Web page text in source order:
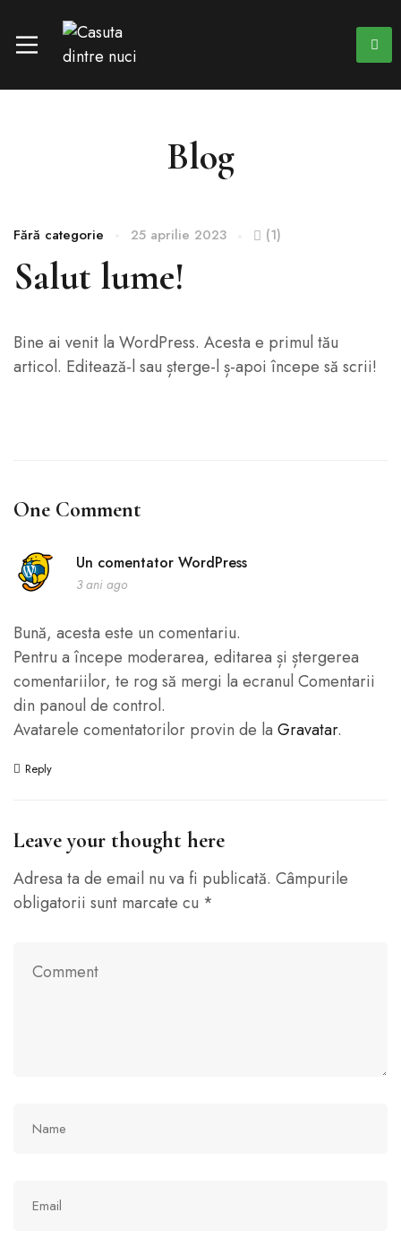
Blog
Fără categorie 25 aprilie 2023 (1)
Salut lume!
Bine ai venit la WordPress. Acesta e primul tău
articol. Editează-l sau șterge-l ș-apoi începe să scrii!
One Comment
Un comentator WordPress
3 ani ago
Bună, acesta este un comentariu.
Pentru a începe moderarea, editarea și ștergerea
comentariilor, te rog să mergi la ecranul Comentarii
din panoul de control.
Avatarele comentatorilor provin de la Gravatar.
Reply
Leave your thought here
Adresa ta de email nu va fi publicată. Câmpurile
obligatorii sunt marcate cu *